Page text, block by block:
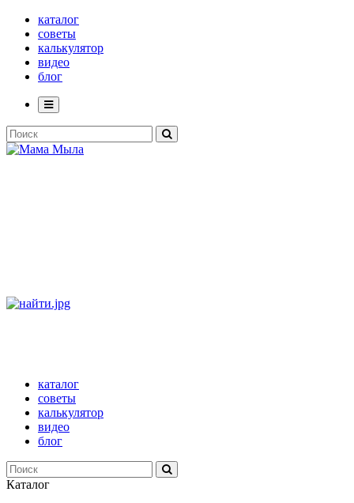
каталог
советы
калькулятор
видео
блог
каталог
советы
калькулятор
видео
блог
Каталог